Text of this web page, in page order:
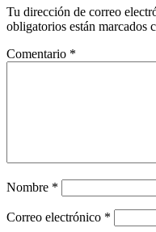
Tu dirección de correo
obligatorios están marcados
Comentario *
Nombre *
Correo electrónico *